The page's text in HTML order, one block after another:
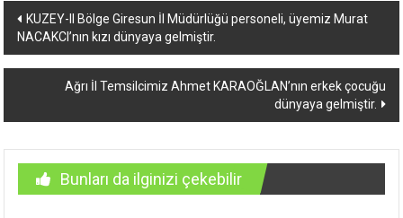
Yazı
dolaşımı
KUZEY-II Bölge Giresun İl Müdürlüğü personeli, üyemiz Murat
NACAKCI’nın kızı dünyaya gelmiştir.
Ağrı İl Temsilcimiz Ahmet KARAOĞLAN’nın erkek çocuğu
dünyaya gelmiştir.
Bunları da ilginizi çekebilir